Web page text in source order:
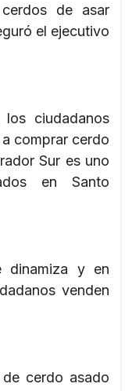
de asar
el ejecutivo
ciudadanos
comprar cerdo
Sur es uno
en Santo
dinamiza y en
venden
cerdo asado